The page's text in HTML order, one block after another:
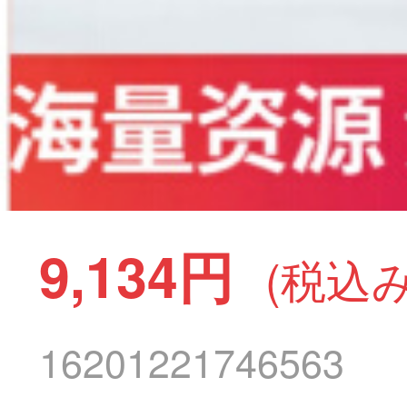
9,134円 (税込
16201221746563